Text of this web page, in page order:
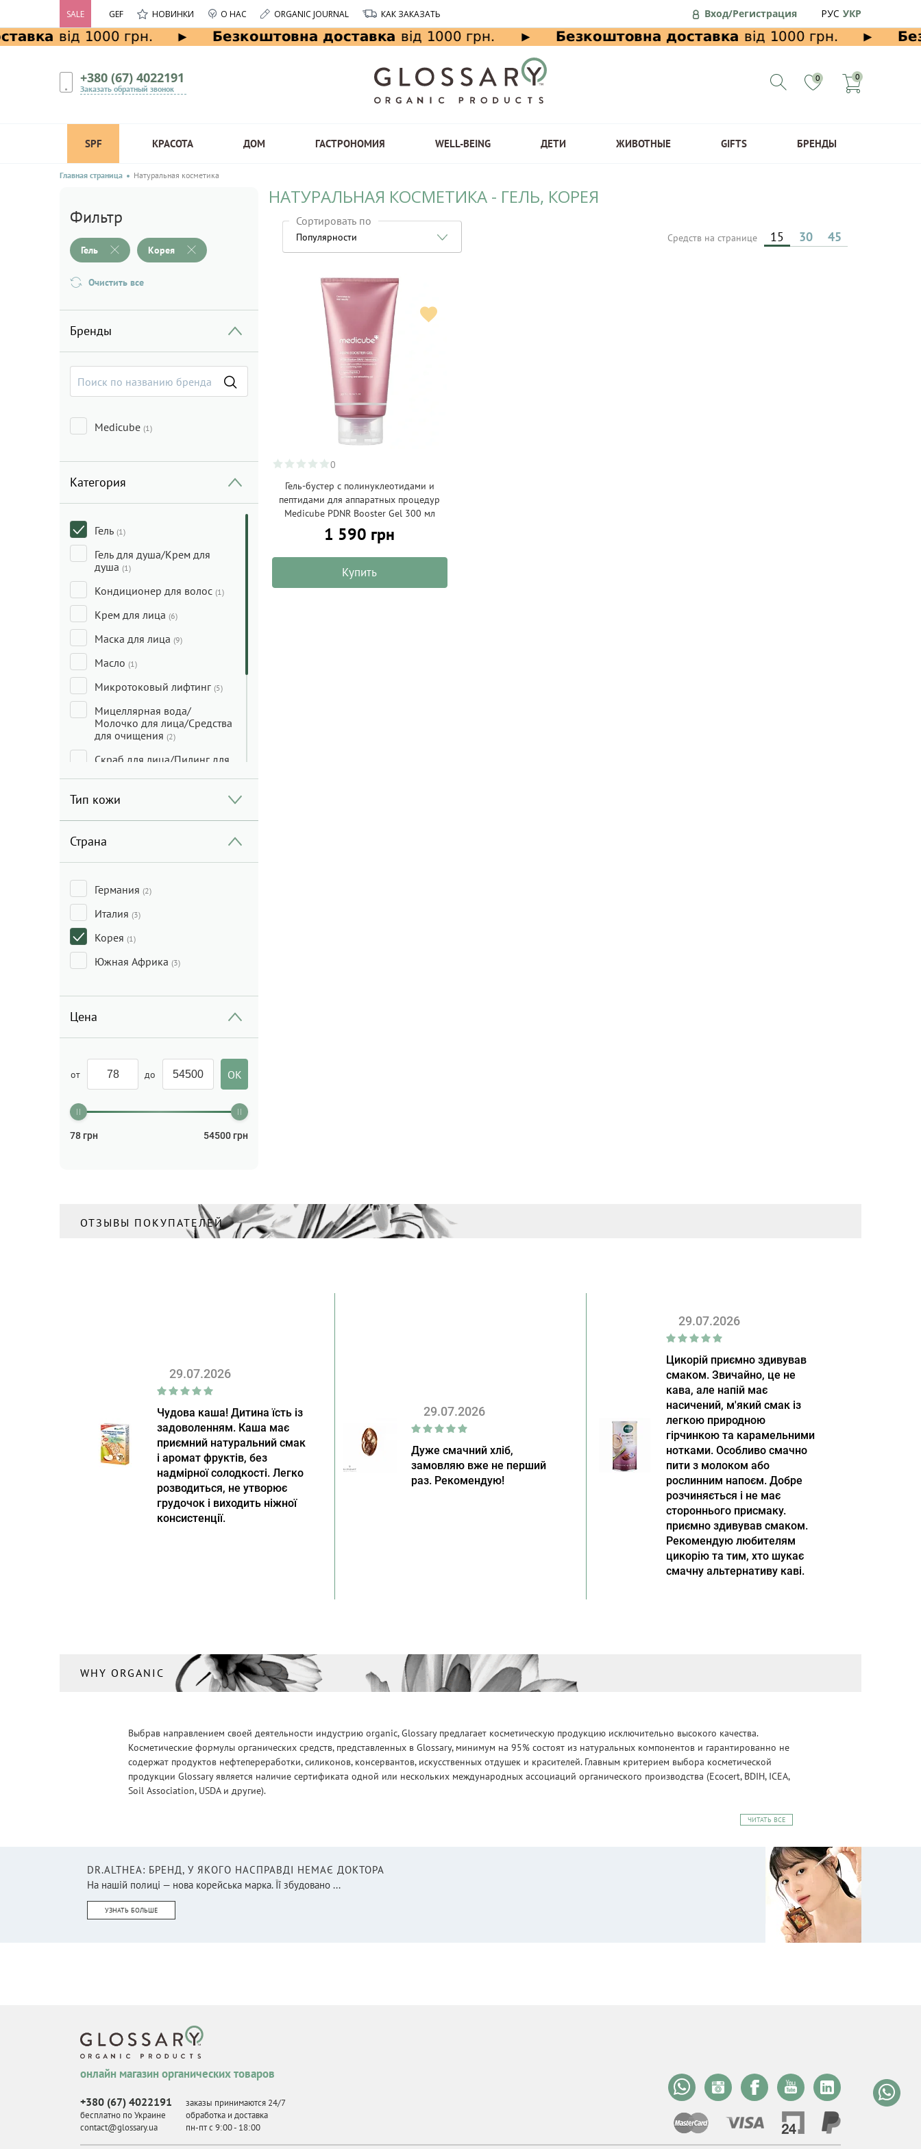
SALE GEF НОВИНКИ О НАС ORGANIC JOURNAL КАК ЗАКАЗАТЬ Вход/Регистрация РУС УКР
+380 (67) 4022191
Заказать обратный звонок
0 0
SPF КРАСОТА ДОМ ГАСТРОНОМИЯ WELL-BEING ДЕТИ ЖИВОТНЫЕ GIFTS БРЕНДЫ
Главная страница Натуральная косметика
Фильтр
Гель Корея
Очистить все
Бренды
Medicube (1)
Категория
Гель (1)
Гель для душа/Крем для
душа (1)
Кондиционер для волос (1)
Крем для лица (6)
Маска для лица (9)
Масло (1)
Микротоковый лифтинг (5)
Мицеллярная вода/
Молочко для лица/Средства
для очищения (2)
Скраб для лица/Пилинг для
Солнцезащита
Сыворотка для лица(7)
Тоник/Мист
Тип кожи
Страна
Германия (2)
Италия (3)
Корея (1)
Южная Африка (3)
Цена
от до
78 грн 54500 грн
НАТУРАЛЬНАЯ КОСМЕТИКА - ГЕЛЬ, КОРЕЯ
Сортировать по
Популярности Средств на странице 15 30 45
0
Гель-бустер с полинуклеотидами и
пептидами для аппаратных процедур
Medicube PDNR Booster Gel 300 мл
1 590 грн
Купить
ОТЗЫВЫ ПОКУПАТЕЛЕЙ
29.07.2026
Чудова каша! Дитина їсть із
задоволенням. Каша має
приємний натуральний смак
і аромат фруктів, без
надмірної солодкості. Легко
розводиться, не утворює
грудочок і виходить ніжної
консистенції.
29.07.2026
Дуже смачний хліб,
замовляю вже не перший
раз. Рекомендую!
29.07.2026
Цикорій приємно здивував
смаком. Звичайно, це не
кава, але напій має
насичений, м'який смак із
легкою природною
гірчинкою та карамельними
нотками. Особливо смачно
пити з молоком або
рослинним напоєм. Добре
розчиняється і не має
стороннього присмаку.
приємно здивував смаком.
Рекомендую любителям
цикорію та тим, хто шукає
смачну альтернативу каві.
WHY ORGANIC
Выбрав направлением своей деятельности индустрию organic, Glossary предлагает косметическую продукцию исключительно высокого качества.
Косметические формулы органических средств, представленных в Glossary, минимум на 95% состоят из натуральных компонентов и гарантированно не
содержат продуктов нефтепереработки, силиконов, консервантов, искусственных отдушек и красителей. Главным критерием выбора косметической
продукции Glossary является наличие сертификата одной или нескольких международных ассоциаций органического производства (Ecocert, BDIH, ICEA,
Soil Association, USDA и другие).
ЧИТАТЬ ВСЕ
DR.ALTHEA: БРЕНД, У ЯКОГО НАСПРАВДІ НЕМАЄ ДОКТОРА
На нашій полиці — нова корейська марка. Її збудовано ...
УЗНАТЬ БОЛЬШЕ
онлайн магазин органических товаров
+380 (67) 4022191
бесплатно по Украине
contact@glossary.ua
заказы принимаются 24/7
обработка и доставка
пн-пт с 9:00 - 18:00